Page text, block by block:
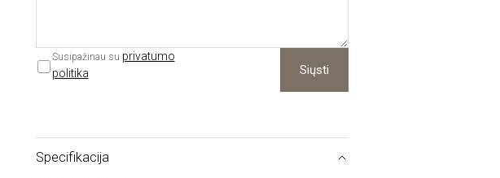
Susipažinau su privatumo
politika
Siųsti
Specifikacija